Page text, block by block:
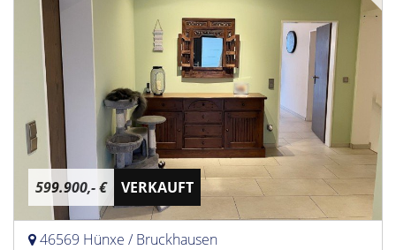
599.900,- € VERKAUFT
46569 Hünxe / Bruckhausen